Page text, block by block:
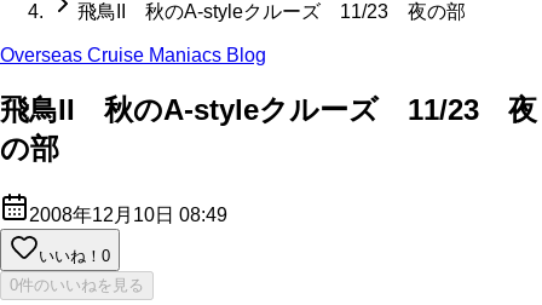
飛鳥II 秋のA-styleクルーズ 11/23 夜の部
Overseas Cruise Maniacs Blog
飛鳥II 秋のA-styleクルーズ 11/23 夜
の部
2008年12月10日 08:49
いいね！ 0
0件のいいねを見る